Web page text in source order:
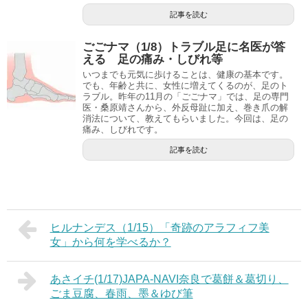
記事を読む
ごごナマ（1/8）トラブル足に名医が答
える 足の痛み・しびれ等
いつまでも元気に歩けることは、健康の基本です。
でも、年齢と共に、女性に増えてくるのが、足のト
ラブル。昨年の11月の「ごごナマ」では、足の専門
医・桑原靖さんから、外反母趾に加え、巻き爪の解
消法について、教えてもらいました。今回は、足の
痛み、しびれです。
記事を読む
ヒルナンデス（1/15）「奇跡のアラフィフ美
女」から何を学べるか？
あさイチ(1/17)JAPA-NAVI奈良で葛餅＆葛切り、
ごま豆腐、春雨、墨＆ゆび筆